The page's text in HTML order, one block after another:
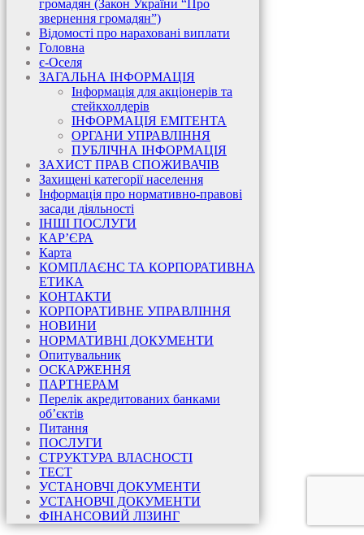
громадян (Закон України “Про
звернення громадян”)
Відомості про нараховані виплати
Головна
є-Оселя
ЗАГАЛЬНА ІНФОРМАЦІЯ
Інформація для акціонерів та
стейкхолдерів
ІНФОРМАЦІЯ ЕМІТЕНТА
ОРГАНИ УПРАВЛІННЯ
ПУБЛІЧНА ІНФОРМАЦІЯ
ЗАХИСТ ПРАВ СПОЖИВАЧІВ
Захищені категорії населення
Інформація про нормативно-правові
засади діяльності
ІНШІ ПОСЛУГИ
КАР’ЄРА
Карта
КОМПЛАЄНС ТА КОРПОРАТИВНА
ЕТИКА
КОНТАКТИ
КОРПОРАТИВНЕ УПРАВЛІННЯ
НОВИНИ
НОРМАТИВНІ ДОКУМЕНТИ
Опитувальник
ОСКАРЖЕННЯ
ПАРТНЕРАМ
Перелік акредитованих банками
об’єктів
Питання
ПОСЛУГИ
СТРУКТУРА ВЛАСНОСТІ
ТЕСТ
УСТАНОВЧІ ДОКУМЕНТИ
УСТАНОВЧІ ДОКУМЕНТИ
ФІНАНСОВИЙ ЛІЗИНГ